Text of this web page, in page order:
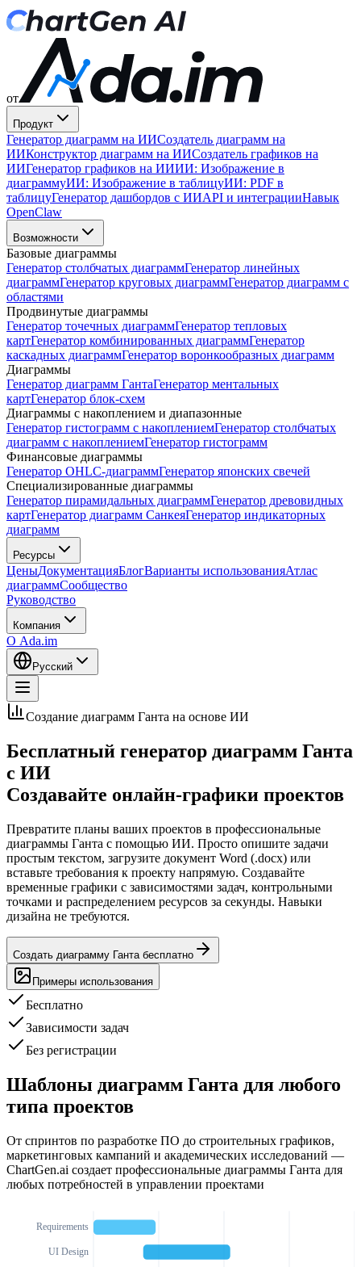
от
Продукт
Генератор диаграмм на ИИСоздатель диаграмм на
ИИКонструктор диаграмм на ИИСоздатель графиков на
ИИГенератор графиков на ИИИИ: Изображение в
диаграммуИИ: Изображение в таблицуИИ: PDF в
таблицуГенератор дашбордов с ИИAPI и интеграцииНавык
OpenClaw
Возможности
Базовые диаграммы
Генератор столбчатых диаграммГенератор линейных
диаграммГенератор круговых диаграммГенератор диаграмм с
областями
Продвинутые диаграммы
Генератор точечных диаграммГенератор тепловых
картГенератор комбинированных диаграммГенератор
каскадных диаграммГенератор воронкообразных диаграмм
Диаграммы
Генератор диаграмм ГантаГенератор ментальных
картГенератор блок-схем
Диаграммы с накоплением и диапазонные
Генератор гистограмм с накоплениемГенератор столбчатых
диаграмм с накоплениемГенератор гистограмм
Финансовые диаграммы
Генератор OHLC-диаграммГенератор японских свечей
Специализированные диаграммы
Генератор пирамидальных диаграммГенератор древовидных
картГенератор диаграмм СанкеяГенератор индикаторных
диаграмм
Ресурсы
ЦеныДокументацияБлогВарианты использованияАтлас
диаграммСообщество
Руководство
Компания
О Ada.im
Русский
Создание диаграмм Ганта на основе ИИ
Бесплатный генератор диаграмм Ганта
с ИИ
Создавайте онлайн-графики проектов
Превратите планы ваших проектов в профессиональные
диаграммы Ганта с помощью ИИ. Просто опишите задачи
простым текстом, загрузите документ Word (.docx) или
вставьте требования к проекту напрямую. Создавайте
временные графики с зависимостями задач, контрольными
точками и распределением ресурсов за секунды. Навыки
дизайна не требуются.
Создать диаграмму Ганта бесплатно
Примеры использования
Бесплатно
Зависимости задач
Без регистрации
Шаблоны диаграмм Ганта для любого
типа проектов
От спринтов по разработке ПО до строительных графиков,
маркетинговых кампаний и академических исследований —
ChartGen.ai создает профессиональные диаграммы Ганта для
любых потребностей в управлении проектами
Requirements
UI Design